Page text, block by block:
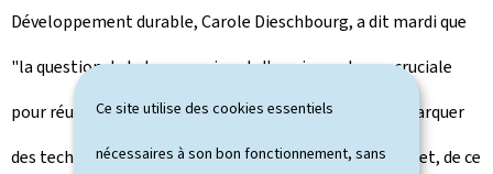
Ce site utilise des cookies essentiels
nécessaires à son bon fonctionnement, sans
Développement durable, Carole Dieschbourg, a dit mardi que
"la question de la taxonomie est d'une importance cruciale
pour réussir la transition énergétique. Il s'agit ici de marquer
des technologies non durables comme étant durables et, de ce